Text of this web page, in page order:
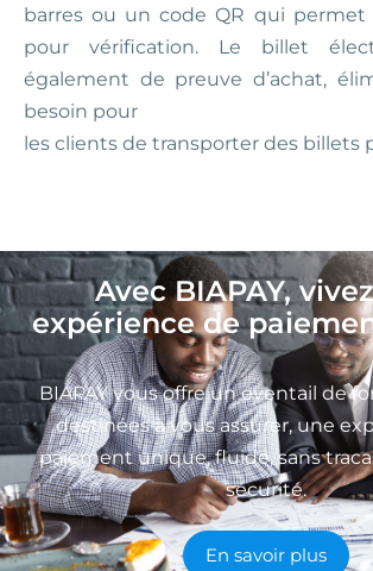
barres ou un code QR qui permet
pour vérification. Le billet
également de preuve d’achat,
besoin pour
les clients de transporter des billets
Avec BIAPAY,
expérience de
BIAPAY vous offre un éventail de
destinées à vous assurer, une
paiement unique, fluide, sans
sécurité.
En savoir plus